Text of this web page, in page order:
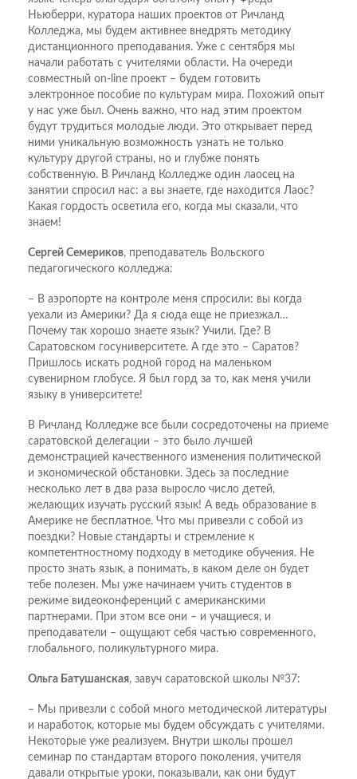
Ньюберри, куратора наших проектов от Ричланд
Колледжа, мы будем активнее внедрять методику
дистанционного преподавания. Уже с сентября мы
начали работать с учителями области. На очереди
совместный on-line проект – будем готовить
электронное пособие по культурам мира. Похожий опыт
у нас уже был. Очень важно, что над этим проектом
будут трудиться молодые люди. Это открывает перед
ними уникальную возможность узнать не только
культуру другой страны, но и глубже понять
собственную. В Ричланд Колледже один лаосец на
занятии спросил нас: а вы знаете, где находится Лаос?
Какая гордость осветила его, когда мы сказали, что
знаем!
Сергей Семериков, преподаватель Вольского
педагогического колледжа:
– В аэропорте на контроле меня спросили: вы когда
уехали из Америки? Да я сюда еще не приезжал…
Почему так хорошо знаете язык? Учили. Где? В
Саратовском госуниверситете. А где это – Саратов?
Пришлось искать родной город на маленьком
сувенирном глобусе. Я был горд за то, как меня учили
языку в университете!
В Ричланд Колледже все были сосредоточены на приеме
саратовской делегации – это было лучшей
демонстрацией качественного изменения политической
и экономической обстановки. Здесь за последние
несколько лет в два раза выросло число детей,
желающих изучать русский язык! А ведь образование в
Америке не бесплатное. Что мы привезли с собой из
поездки? Новые стандарты и стремление к
компетентностному подходу в методике обучения. Не
просто знать язык, а понимать, в каком деле он будет
тебе полезен. Мы уже начинаем учить студентов в
режиме видеоконференций с американскими
партнерами. При этом все они – и учащиеся, и
преподаватели – ощущают себя частью современного,
глобального, поликультурного мира.
Ольга Батушанская, завуч саратовской школы №37:
– Мы привезли с собой много методической литературы
и наработок, которые мы будем обсуждать с учителями.
Некоторые уже реализуем. Внутри школы прошел
семинар по стандартам второго поколения, учителя
давали открытые уроки, показывали, как они будут